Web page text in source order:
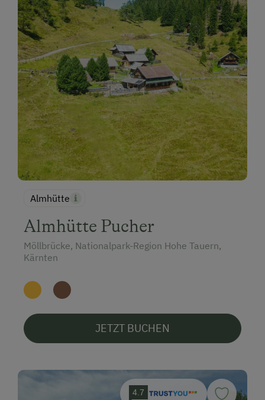
Almhütte
Almhütte Pucher
Möllbrücke, Nationalpark-Region Hohe Tauern,
Kärnten
JETZT BUCHEN
4.7